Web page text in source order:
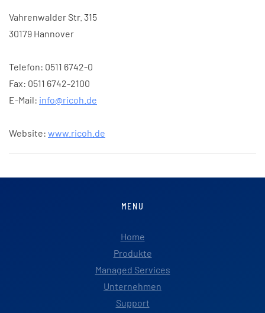
Vahrenwalder Str. 315
30179 Hannover
Telefon: 0511 6742-0
Fax: 0511 6742-2100
E-Mail: info@ricoh.de
Website: www.ricoh.de
MENU
Home
Produkte
Managed Services
Unternehmen
Support